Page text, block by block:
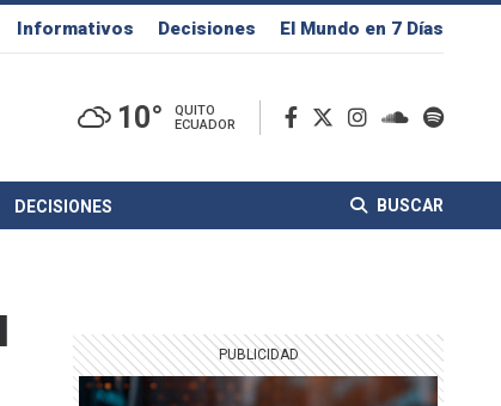
Informativos Decisiones El Mundo en 7 Días
10°
QUITO
ECUADOR
DECISIONES BUSCAR